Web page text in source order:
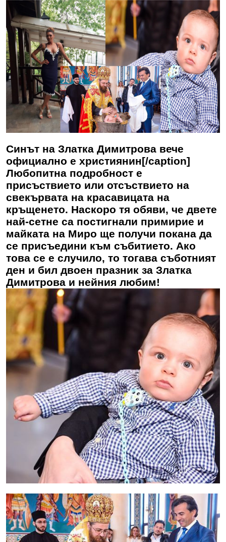
Синът на Златка Димитрова вече
официално е християнин[/caption]
Любопитна подробност е
присъствието или отсъствието на
свекървата на красавицата на
кръщенето. Наскоро тя обяви, че двете
най-сетне са постигнали примирие и
майката на Миро ще получи покана да
се присъедини към събитието. Ако
това се е случило, то тогава съботният
ден и бил двоен празник за Златка
Димитрова и нейния любим!